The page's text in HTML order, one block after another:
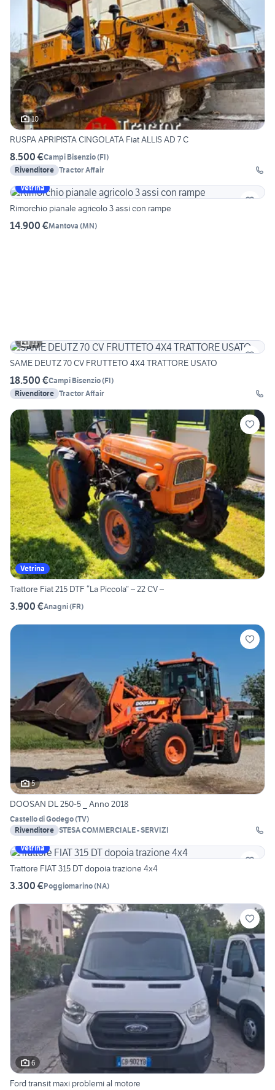
10
RUSPA APRIPISTA CINGOLATA Fiat ALLIS AD 7 C
8.500 €Campi Bisenzio(FI)
Rivenditore Tractor Affair
Vetrina
Rimorchio pianale agricolo 3 assi con rampe
14.900 €Mantova (MN)
11
SAME DEUTZ 70 CV FRUTTETO 4X4 TRATTORE USATO
18.500 €Campi Bisenzio(FI)
Rivenditore Tractor Affair
Vetrina
Trattore Fiat 215 DTF “La Piccola” – 22 CV –
3.900 €Anagni(FR)
5
DOOSAN DL 250-5 _ Anno 2018
Castello di Godego(TV)
Rivenditore STESA COMMERCIALE - SERVIZI
Vetrina
Trattore FIAT 315 DT dopoia trazione 4x4
3.300 €Poggiomarino(NA)
6
Ford transit maxi problemi al motore